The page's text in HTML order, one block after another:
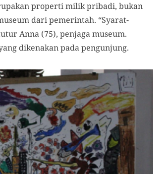
properti milik pribadi, bukan
dari pemerintah. “Syarat-
Anna (75), penjaga museum.
dikenakan pada pengunjung.